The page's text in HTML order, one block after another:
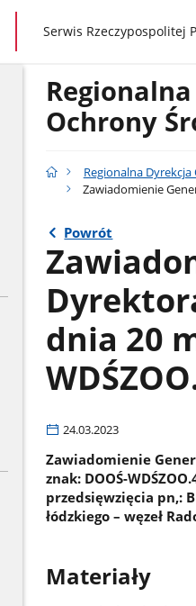
gov.pl
Serwis Rzeczypospolitej
Ochrony
Regionalna
Zawiadomienie
Powrót
dnia 20
24.03.2023
Zawiadomienie
znak: DOOŚ-
przedsięwzięcia pn,:
łódzkiego – węzeł
Materiały